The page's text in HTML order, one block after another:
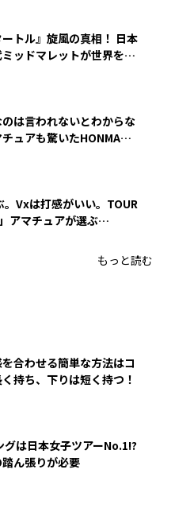
トル』旋風の真相！ 日本
ッドマレットが世界を席
のは言われないとわからな
ュアも驚いたHONMA
。Vxは打感がいい。TOUR
アマチュアが選ぶ
もっと読む
合わせる簡単な方法はコ
持ち、下りは短く持つ！
グは日本女子ツアーNo.1!?
ん張りが必要